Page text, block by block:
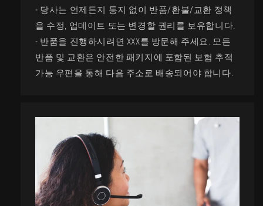
- 당사는 언제든지 통지 없이 반품/환불/교환 정책
을 수정, 업데이트 또는 변경할 권리를 보유합니다.
- 반품을 진행하시려면 XXX를 방문해 주세요. 모든
반품 및 교환은 안전한 패키지에 포함된 보험 추적
가능 우편을 통해 다음 주소로 배송되어야 합니다.